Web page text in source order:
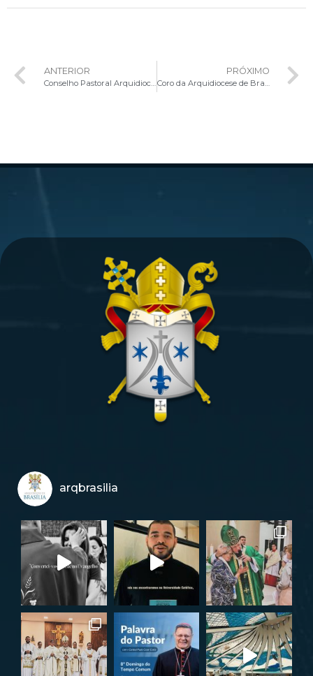
ANTERIOR
Conselho Pastoral Arquidiocesano realiza encontro na Cúria Metropolitana de Brasília
PRÓXIMO
arqbrasilia